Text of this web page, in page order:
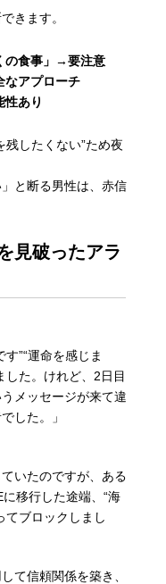
きます。
の食事」→要注意
なアプローチ
性あり
残したくない”ため夜
と断る男性は、赤信
見破ったアラ
”“運命を感じま
した。けれど、2日目
メッセージが来て違
した。」
いたのですが、ある
移行した途端、“海
てブロックしまし
て信頼関係を築き、